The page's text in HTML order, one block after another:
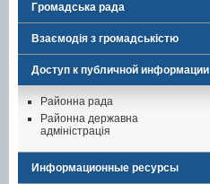
Громадська рада
Взаємодія з громадськістю
Доступ к публичной информации
Районна рада
Районна державна
адміністрація
Информационные ресурсы